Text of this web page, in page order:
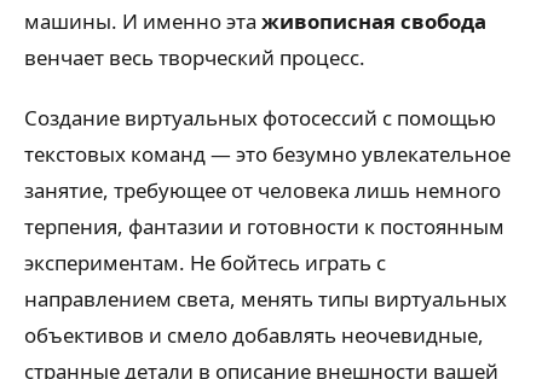
машины. И именно эта живописная свобода
венчает весь творческий процесс.
Создание виртуальных фотосессий с помощью
текстовых команд — это безумно увлекательное
занятие, требующее от человека лишь немного
терпения, фантазии и готовности к постоянным
экспериментам. Не бойтесь играть с
направлением света, менять типы виртуальных
объективов и смело добавлять неочевидные,
странные детали в описание внешности вашей